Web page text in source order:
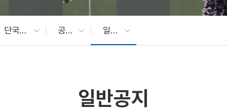
단국대 소식 공지사항 일반공지
일반공지